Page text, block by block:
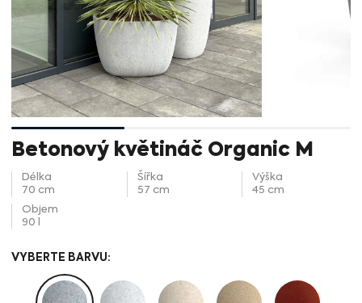
Betonový květináč Organic M
Délka
70 cm
Šířka
57 cm
Výška
45 cm
Objem
90 l